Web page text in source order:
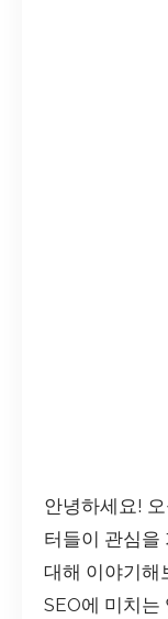
안녕하세요!
터들이 관심을
대해 이야기해
SEO에 미치는